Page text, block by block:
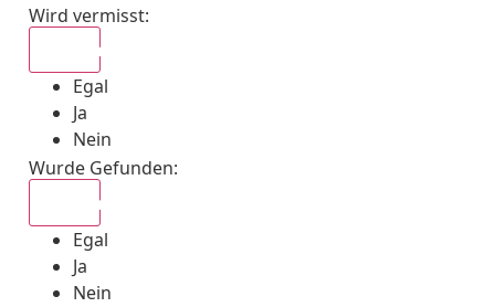
Wird vermisst:
Egal
Ja
Nein
Wurde Gefunden:
Egal
Ja
Nein